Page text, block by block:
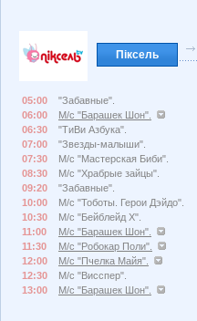
Піксель
05:00
"Забавные".
06:00
М/с "Барашек Шон".
06:30
"ТиВи Азбука".
07:00
"Звезды-малыши".
07:30
М/с "Мастерская Биби".
08:30
М/с "Храбрые зайцы".
09:20
"Забавные".
10:00
М/с "Тоботы. Герои Дэйдо".
10:30
М/с "Бейблейд X".
11:00
М/с "Барашек Шон".
11:30
М/с "Робокар Поли".
12:00
М/с "Пчелка Майя".
12:30
М/с "Висспер".
13:00
М/с "Барашек Шон".